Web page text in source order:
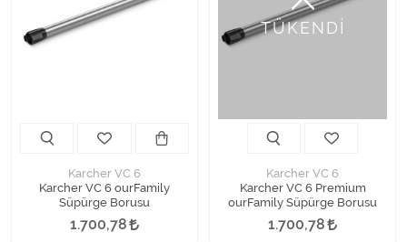
Kimyasallar Deterjanlar
Karcher VC 6
Karcher VC 6 ourFamily
Süpürge Borusu
1.700,78
TÜKENDİ
Karcher VC 6
Karcher VC 6 Premium
ourFamily Süpürge Borusu
1.700,78